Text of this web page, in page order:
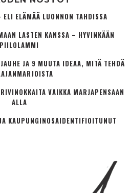
ELÄMÄÄ LUONNON TAHDISSA
LASTEN KANSSA – HYVINKÄÄN
PIILOLAMMI
JA 9 MUUTA IDEAA, MITÄ TEHDÄ
VAIKKA MARJAPENSAAN
ALLA
KAUPUNGINOSA­IDENTIFIOITUNUT